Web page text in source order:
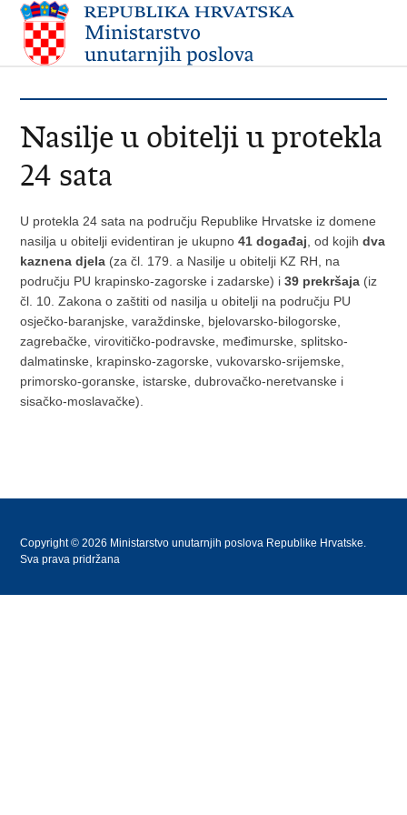
Nasilje u obitelji u protekla
24 sata
U protekla 24 sata na području Republike Hrvatske iz domene
nasilja u obitelji evidentiran je ukupno 41 događaj , od kojih dva
kaznena djela (za čl. 179. a Nasilje u obitelji KZ RH, na
području PU krapinsko-zagorske i zadarske) i39 prekršaja (iz
čl. 10. Zakona o zaštiti od nasilja u obitelji na području PU
osječko-baranjske, varaždinske, bjelovarsko-bilogorske,
zagrebačke, virovitičko-podravske, međimurske, splitsko-
dalmatinske, krapinsko-zagorske, vukovarsko-srijemske,
primorsko-goranske, istarske, dubrovačko-neretvanske i
sisačko-moslavačke).
Copyright © 2026 Ministarstvo unutarnjih poslova Republike Hrvatske.
Sva prava pridržana